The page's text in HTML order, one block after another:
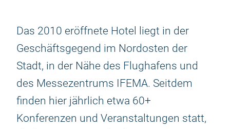
Das 2010 eröffnete Hotel liegt in der
Geschäftsgegend im Nordosten der
Stadt, in der Nähe des Flughafens und
des Messezentrums IFEMA. Seitdem
finden hier jährlich etwa 60+
Konferenzen und Veranstaltungen statt,